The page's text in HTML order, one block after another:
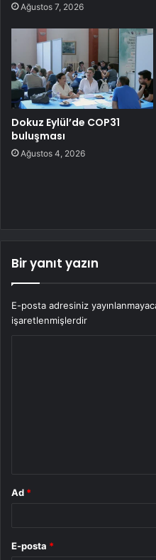
Ağustos 7, 2026
Dokuz Eylül’de COP31
buluşması
Ağustos 4, 2026
Bir yanıt yazın
E-posta adresiniz
işaretlenmişlerdir
Ad *
E-posta *